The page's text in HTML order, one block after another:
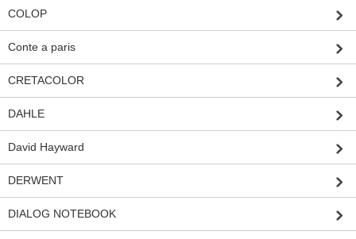
COLOP
Conte a paris
CRETACOLOR
DAHLE
David Hayward
DERWENT
DIALOG NOTEBOOK